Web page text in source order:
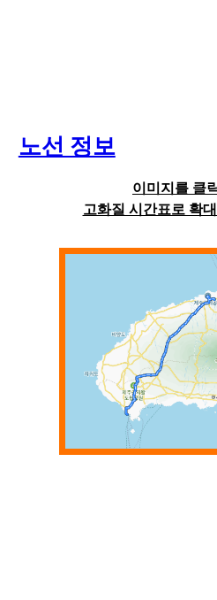
노선 정보
이미지를 클
고화질 시간표로 확